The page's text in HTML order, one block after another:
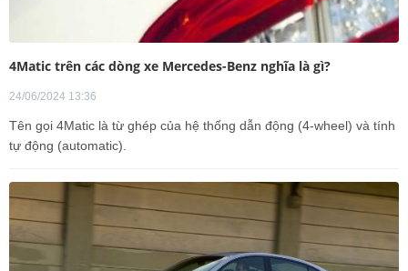
4Matic trên các dòng xe Mercedes-Benz nghĩa là gì?
24/06/2024 13:36
Tên gọi 4Matic là từ ghép của hệ thống dẫn động (4-wheel) và tính
tự động (automatic).